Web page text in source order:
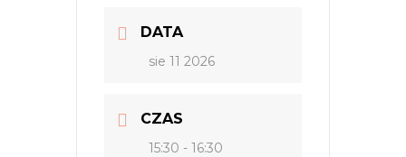
DATA
sie 11 2026
CZAS
15:30 - 16:30